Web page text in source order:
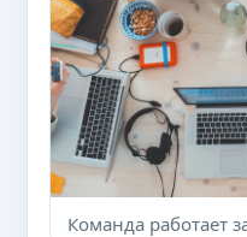
Команда работает